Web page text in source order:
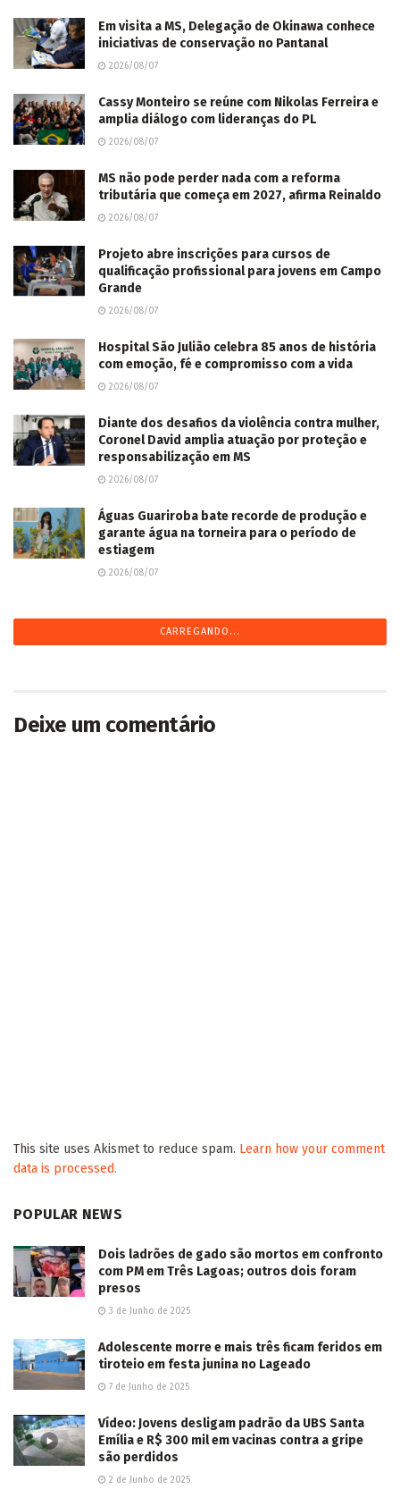
Em visita a MS, Delegação de Okinawa conhece
iniciativas de conservação no Pantanal
2026/08/07
Cassy Monteiro se reúne com Nikolas Ferreira e
amplia diálogo com lideranças do PL
2026/08/07
MS não pode perder nada com a reforma
tributária que começa em 2027, afirma Reinaldo
2026/08/07
Projeto abre inscrições para cursos de
qualificação profissional para jovens em Campo
Grande
2026/08/07
Hospital São Julião celebra 85 anos de história
com emoção, fé e compromisso com a vida
2026/08/07
Diante dos desafios da violência contra mulher,
Coronel David amplia atuação por proteção e
responsabilização em MS
2026/08/07
Águas Guariroba bate recorde de produção e
garante água na torneira para o período de
estiagem
2026/08/07
CARREGANDO...
Deixe um comentário
This site uses Akismet to reduce spam. Learn how your comment
data is processed.
POPULAR NEWS
Dois ladrões de gado são mortos em confronto
com PM em Três Lagoas; outros dois foram
presos
3 de Junho de 2025
Adolescente morre e mais três ficam feridos em
tiroteio em festa junina no Lageado
7 de Junho de 2025
Vídeo: Jovens desligam padrão da UBS Santa
Emília e R$ 300 mil em vacinas contra a gripe
são perdidos
2 de Junho de 2025